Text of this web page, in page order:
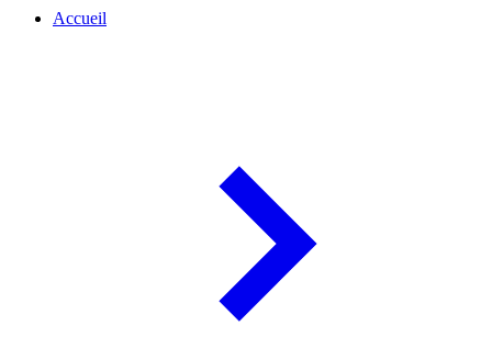
Accueil